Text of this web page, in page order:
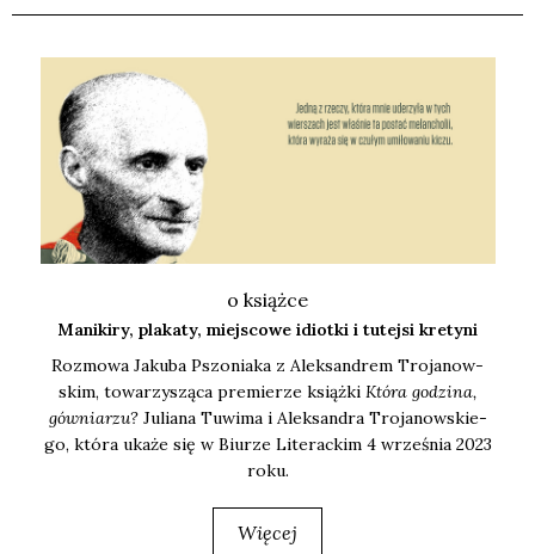
o książce
Manikiry, plakaty, miejscowe idiotki i tutejsi kretyni
Roz­mo­wa Jaku­ba Pszo­nia­ka z Alek­san­drem Tro­ja­now­
skim, towa­rzy­szą­ca pre­mie­rze książ­ki Któ­ra godzi­na,
gów­nia­rzu?Julia­na Tuwi­ma i Alek­san­dra Tro­ja­now­skie­
go, któ­ra uka­że się w Biu­rze Lite­rac­kim 4 wrze­śnia 2023
roku.
Więcej